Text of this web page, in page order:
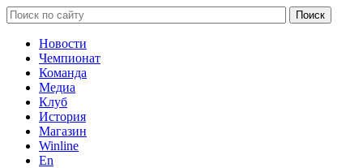
Новости
Чемпионат
Команда
Медиа
Клуб
История
Магазин
Winline
En